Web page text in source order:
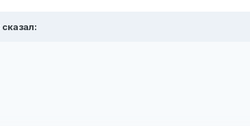
сказал: